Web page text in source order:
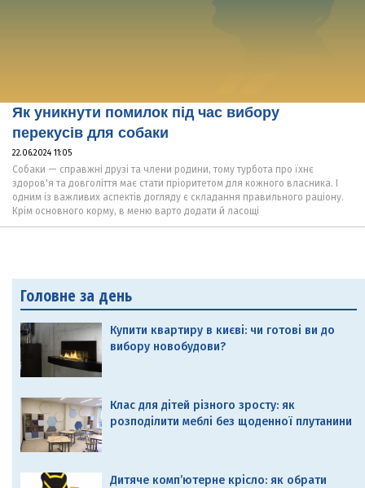
Як уникнути помилок під час вибору
перекусів для собаки
22.06.2024 11:05
Собаки — справжні друзі та члени родини, тому турбота про їхнє
здоров'я та довголіття має стати пріоритетом для кожного власника. І
одним із важливих аспектів догляду є складання правильного раціону.
Крім основного корму, в меню варто додати й ласощі
Головне за день
Купити квартиру в києві: чи готові ви до
вибору новобудови?
Клас для дітей різного зросту: як
розподілити меблі без щоденної плутанини
Дитяче комп’ютерне крісло: як обрати